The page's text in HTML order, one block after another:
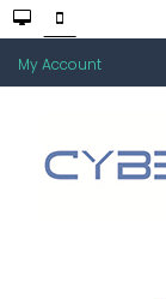
My Account